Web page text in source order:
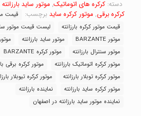
بارزانته
300کیلو
بدون
باتری
(300
بدون
Barzante
عدد
دسته: کرکره های اتوماتیک, موتور ساید بارزانته BARZANTE
کرکره برقی, موتور کرکره ساید برچسب:
قیمت
قیمت موتور کرکره بارزانته
لیست قیمت موتور
موتور BARZANTE
موتور ساید بارزانته
موتور سنترال بارزانته
موتور کرکره BARZANTE
موتور کرکره اتوماتیک بارزانته
موتور کرکره برقی
موتور کرکره توبلار بارزانته
موتور کرکره تیوبلار
موتور کرکره ساید بارزانته
نماینده بارزانته
نماینده موتور ساید بارزانته در اصفهان